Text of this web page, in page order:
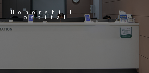
Honorshill
Hospital